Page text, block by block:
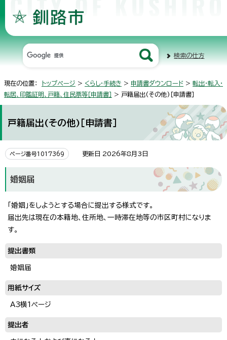
検索の仕方
現在の位置： トップページ > くらし・手続き > 申請書ダウンロード > 転出・転入・
転居、印鑑証明、戸籍、住民票等［申請書］
> 戸籍届出(その他)［申請書］
戸籍届出(その他)［申請書］
ページ番号1017369 更新日 2026年8月3日
婚姻届
「婚姻」をしようとする場合に提出する様式です。
届出先は現在の本籍地、住所地、一時滞在地等の市区町村になりま
す。
提出書類
婚姻届
用紙サイズ
A3横1ページ
提出者